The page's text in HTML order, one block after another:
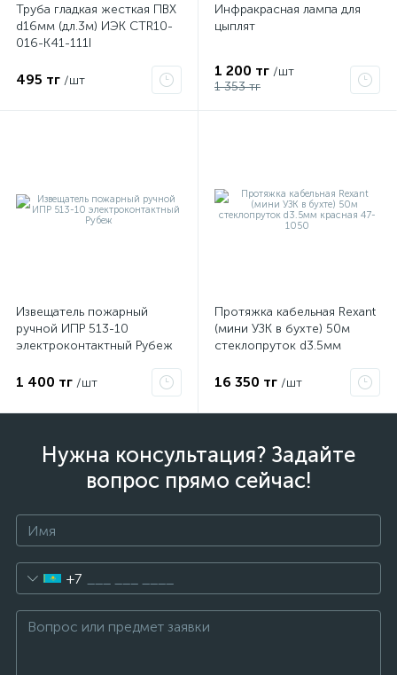
Труба гладкая жесткая ПВХ
d16мм (дл.3м) ИЭК CTR10-
016-K41-111I
495 тг /шт
Инфракрасная лампа для
цыплят
1 200 тг /шт
1 353 тг
Извещатель пожарный
ручной ИПР 513-10
электроконтактный Рубеж
1 400 тг /шт
Протяжка кабельная Rexant
(мини УЗК в бухте) 50м
стеклопруток d3.5мм
16 350 тг /шт
Нужна консультация? Задайте
вопрос прямо сейчас!
+7